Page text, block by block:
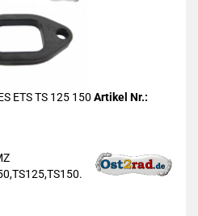
ETS TS 125 150 Artikel Nr.: